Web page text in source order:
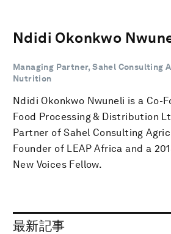
Ndidi Okonkwo
Managing Partner, Sahel Consulting
Nutrition
Ndidi Okonkwo Nwuneli is a Co-
Food Processing & Distribution
Partner of Sahel Consulting
Founder of LEAP Africa and a
New Voices Fellow.
最新記事